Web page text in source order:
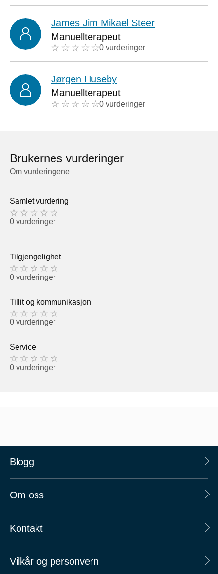
James Jim Mikael Steer
Manuellterapeut
0 vurderinger
Jørgen Huseby
Manuellterapeut
0 vurderinger
Brukernes vurderinger
Om vurderingene
Samlet vurdering
0 vurderinger
Tilgjengelighet
0 vurderinger
Tillit og kommunikasjon
0 vurderinger
Service
0 vurderinger
Blogg
Om oss
Kontakt
Vilkår og personvern